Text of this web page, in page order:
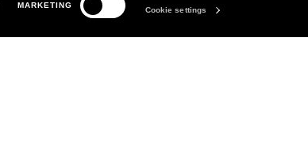
MARKETING
Cookie settings
DE
ABOUT